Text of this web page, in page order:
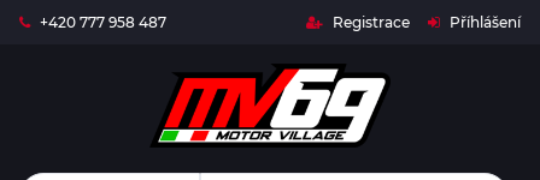
+420 777 958 487 Registrace Příhlášení